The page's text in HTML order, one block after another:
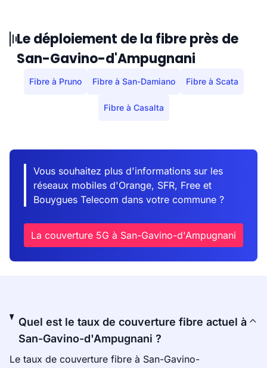
Le déploiement de la fibre près de
San-Gavino-d'Ampugnani
Fibre à Pruno Fibre à San-Damiano Fibre à Scata
Fibre à Casalta
Vous souhaitez plus d'informations sur les
réseaux mobiles d'Orange, SFR, Free et
Bouygues Telecom dans votre commune ?
La couverture 5G à San-Gavino-d'Ampugnani
Quel est le taux de couverture fibre actuel à
San-Gavino-d'Ampugnani ?
Le taux de couverture fibre à San-Gavino-